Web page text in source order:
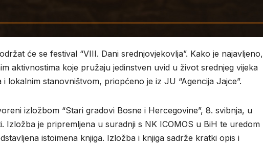
će se festival “VIII. Dani srednjovjekovlja”. Kako je najavljeno,
aktivnostima koje pružaju jedinstven uvid u život srednjeg vijeka
lokalnim stanovništvom, priopćeno je iz JU “Agencija Jajce”.
izložbom “Stari gradovi Bosne i Hercegovine”, 8. svibnja, u
Izložba je pripremljena u suradnji s NK ICOMOS u BiH te uredom
istoimena knjiga. Izložba i knjiga sadrže kratki opis i